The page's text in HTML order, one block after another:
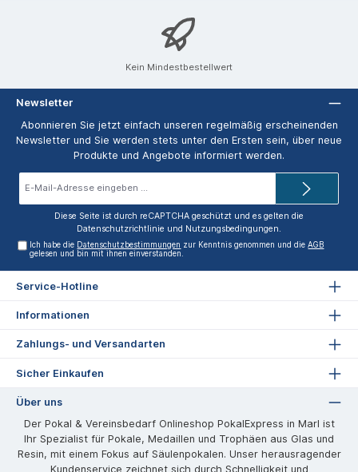
Kein Mindestbestellwert
Newsletter
Abonnieren Sie jetzt einfach unseren regelmäßig erscheinenden
Newsletter und Sie werden stets unter den Ersten sein, über neue
Produkte und Angebote informiert werden.
Diese Seite ist durch reCAPTCHA geschützt und es gelten die
Datenschutzrichtlinie und Nutzungsbedingungen.
Ich habe die Datenschutzbestimmungen zur Kenntnis genommen und dieAGB
gelesen und bin mit ihnen einverstanden.
Service-Hotline
Informationen
Zahlungs- und Versandarten
Sicher Einkaufen
Über uns
Der Pokal & Vereinsbedarf Onlineshop PokalExpress in Marl ist
Ihr Spezialist für Pokale, Medaillen und Trophäen aus Glas und
Resin, mit einem Fokus auf Säulenpokalen. Unser herausragender
Kundenservice zeichnet sich durch Schnelligkeit und